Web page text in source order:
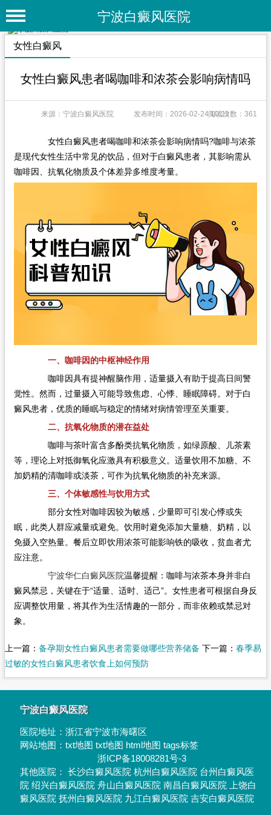
宁波白癜风医院
首 页
专家团队
特色疗法
白癜风常识
白癜风类型
在线问诊
女性白癜风
女性白癜风患者喝咖啡和浓茶会影响病情吗
来源：宁波白癜风医院 发布时间：2026-02-24 10:23阅读次数：361
女性白癜风患者喝咖啡和浓茶会影响病情吗?咖啡与浓茶
是现代女性生活中常见的饮品，但对于白癜风患者，其影响需从
咖啡因、抗氧化物质及个体差异多维度考量。
一、咖啡因的中枢神经作用
咖啡因具有提神醒脑作用，适量摄入有助于提高日间警
觉性。然而，过量摄入可能导致焦虑、心悸、睡眠障碍。对于白
癜风患者，优质的睡眠与稳定的情绪对病情管理至关重要。
二、抗氧化物质的潜在益处
咖啡与茶叶富含多酚类抗氧化物质，如绿原酸、儿茶素
等，理论上对抵御氧化应激具有积极意义。适量饮用不加糖、不
加奶精的清咖啡或淡茶，可作为抗氧化物质的补充来源。
三、个体敏感性与饮用方式
部分女性对咖啡因较为敏感，少量即可引发心悸或失
眠，此类人群应减量或避免。饮用时避免添加大量糖、奶精，以
免摄入空热量。餐后立即饮用浓茶可能影响铁的吸收，贫血者尤
应注意。
宁波华仁白癜风医院温馨提醒：咖啡与浓茶本身并非白
癜风禁忌，关键在于“适量、适时、适己”。女性患者可根据自身反
应调整饮用量，将其作为生活情趣的一部分，而非依赖或禁忌对
象。
上一篇： 备孕期女性白癜风患者需要做哪些营养储备 下一篇： 春季易
过敏的女性白癜风患者饮食上如何预防
宁波白癜风医院
医院地址：浙江省宁波市海曙区
网站地图：txt地图 txt地图 html地图 tags标签
浙ICP备18008281号-3
其他医院：长沙白癜风医院 杭州白癜风医院 台州白癜风医
院 绍兴白癜风医院 舟山白癜风医院 南昌白癜风医院
上饶白
癜风医院 抚州白癜风医院 九江白癜风医院 吉安白癜风医院